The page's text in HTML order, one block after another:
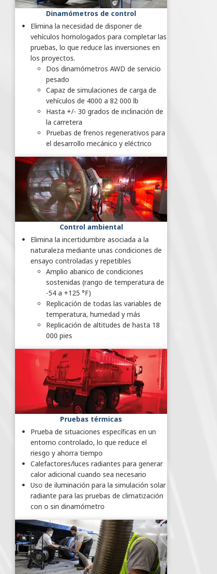
Dinamómetros de control
Elimina la necesidad de disponer de
vehículos homologados para completar las
pruebas, lo que reduce las inversiones en
los proyectos.
Dos dinamómetros AWD de servicio
pesado
Capaz de simulaciones de carga de
vehículos de 4000 a 82 000 lb
Hasta +/- 30 grados de inclinación de
la carretera
Pruebas de frenos regenerativos para
el desarrollo mecánico y eléctrico
Control ambiental
Elimina la incertidumbre asociada a la
naturaleza mediante unas condiciones de
ensayo controladas y repetibles
Amplio abanico de condiciones
sostenidas (rango de temperatura de
-54 a +125 °F)
Replicación de todas las variables de
temperatura, humedad y más
Replicación de altitudes de hasta 18
000 pies
Pruebas térmicas
Prueba de situaciones específicas en un
entorno controlado, lo que reduce el
riesgo y ahorra tiempo
Calefactores/luces radiantes para generar
calor adicional cuando sea necesario
Uso de iluminación para la simulación solar
radiante para las pruebas de climatización
con o sin dinamómetro